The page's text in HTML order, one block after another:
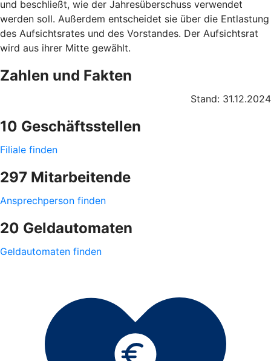
und beschließt, wie der Jahresüberschuss verwendet
werden soll. Außerdem entscheidet sie über die Entlastung
des Aufsichtsrates und des Vorstandes. Der Aufsichtsrat
wird aus ihrer Mitte gewählt.
Zahlen und Fakten
Stand: 31.12.2024
10 Geschäftsstellen
Filiale finden
297 Mitarbeitende
Ansprechperson finden
20 Geldautomaten
Geldautomaten finden